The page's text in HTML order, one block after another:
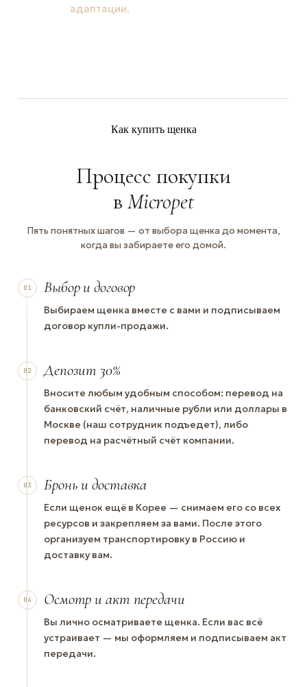
адаптации.
Как купить щенка
Процесс покупки
в Micropet
Пять понятных шагов — от выбора щенка до момента,
когда вы забираете его домой.
01 Выбор и договор
Выбираем щенка вместе с вами и подписываем
договор купли-продажи.
02 Депозит 30%
Вносите любым удобным способом: перевод на
банковский счёт, наличные рубли или доллары в
Москве (наш сотрудник подъедет), либо
перевод на расчётный счёт компании.
03 Бронь и доставка
Если щенок ещё в Корее — снимаем его со всех
ресурсов и закрепляем за вами. После этого
организуем транспортировку в Россию и
доставку вам.
04 Осмотр и акт передачи
Вы лично осматриваете щенка. Если вас всё
устраивает — мы оформляем и подписываем акт
передачи.